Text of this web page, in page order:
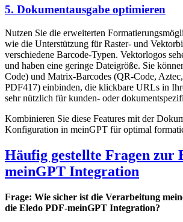
5. Dokumentausgabe optimieren
Nutzen Sie die erweiterten
wie die Unterstützung für Raster- und
verschiedene Barcode-Typen. Vektorlogos
und haben eine geringe Dateigröße. Sie
Code) und Matrix-Barcodes (QR-Code,
PDF417) einbinden, die klickbare URLs in
sehr nützlich für kunden- oder
Kombinieren Sie diese Features mit der
Konfiguration in meinGPT für optimal
Häufig gestellte Fragen zur
meinGPT Integration
Frage: Wie sicher ist die Verarbeitung
die Eledo PDF-meinGPT Integration?